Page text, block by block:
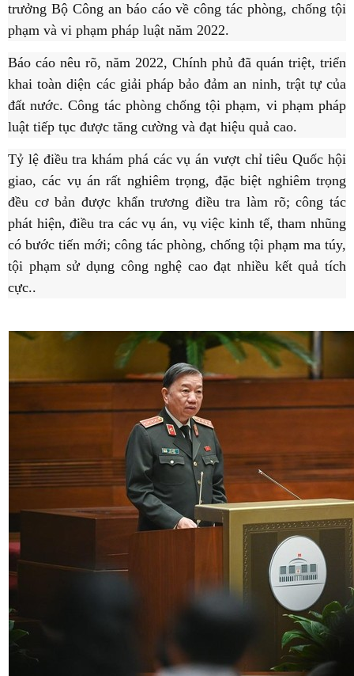
trưởng Bộ Công an báo cáo về công tác phòng, chống tội
phạm và vi phạm pháp luật năm 2022.
Báo cáo nêu rõ, năm 2022, Chính phủ đã quán triệt, triển
khai toàn diện các giải pháp bảo đảm an ninh, trật tự của
đất nước. Công tác phòng chống tội phạm, vi phạm pháp
luật tiếp tục được tăng cường và đạt hiệu quả cao.
Tỷ lệ điều tra khám phá các vụ án vượt chỉ tiêu Quốc hội
giao, các vụ án rất nghiêm trọng, đặc biệt nghiêm trọng
đều cơ bản được khẩn trương điều tra làm rõ; công tác
phát hiện, điều tra các vụ án, vụ việc kinh tế, tham nhũng
có bước tiến mới; công tác phòng, chống tội phạm ma túy,
tội phạm sử dụng công nghệ cao đạt nhiều kết quả tích
cực..